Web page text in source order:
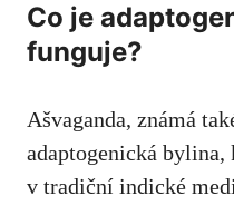
Co je
funguje?
Ašvaganda, známá
adaptogenická
v tradiční indické